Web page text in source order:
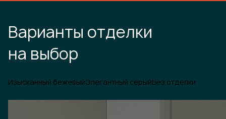
Варианты отделки
на выбор
Изысканный бежевыйЭлегантный серыйБез отделки